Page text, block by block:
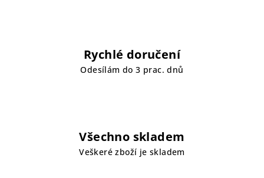
Rychlé doručení
Odesílám do 3 prac. dnů
Všechno skladem
Veškeré zboží je skladem